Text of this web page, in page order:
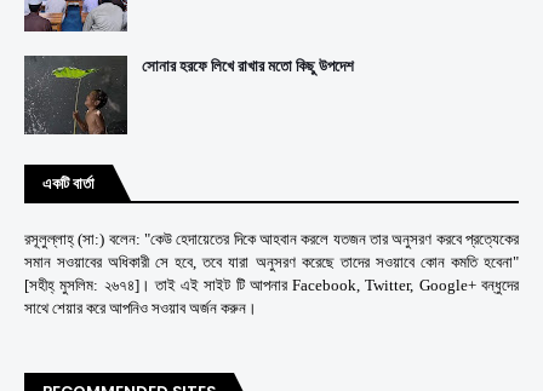
সোনার হরফে লিখে রাখার মতো কিছু উপদেশ
একটি বার্তা
রসূলুল্লাহ্ (সা:) বলেন: "কেউ হেদায়েতের দিকে আহবান করলে যতজন তার অনুসরণ করবে প্রত্যেকের
সমান সওয়াবের অধিকারী সে হবে, তবে যারা অনুসরণ করেছে তাদের সওয়াবে কোন কমতি হবেনা"
[সহীহ্ মুসলিম: ২৬৭৪]। তাই এই সাইট টি আপনার Facebook, Twitter, Google+ বন্ধুদের
সাথে শেয়ার করে আপনিও সওয়াব অর্জন করুন।